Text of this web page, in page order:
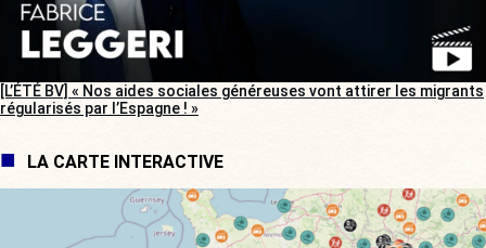
[L’ÉTÉ BV] « Nos aides sociales généreuses vont attirer les migrants
régularisés par l’Espagne ! »
LA CARTE INTERACTIVE